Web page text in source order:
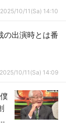
2025/10/11(Sa) 14:10
の出演時とは番
2025/10/11(Sa) 14:09